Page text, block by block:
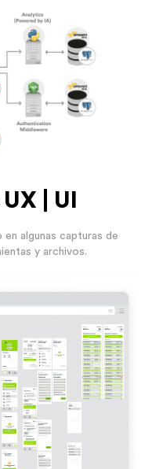
| UI
en algunas capturas de
y archivos.